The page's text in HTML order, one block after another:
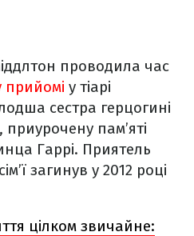
проводила час
у тіарі
сестра герцогині
пам’яті
Гаррі. Приятель
загинув у 2012 році
цілком звичайне: